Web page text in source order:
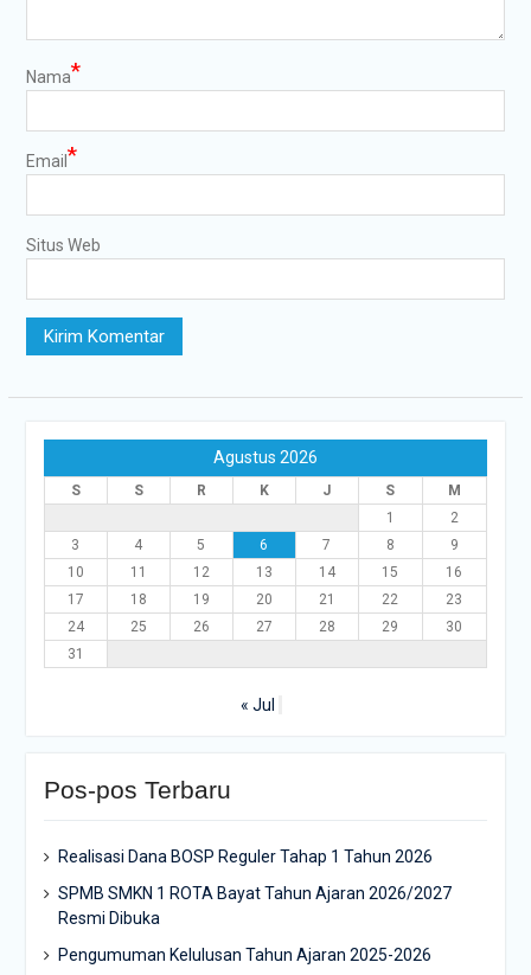
Nama*
Email *
Situs Web
Agustus 2026
S S R K J S
M
1
2
3
4 5 6 7 8
9
10
11 12 13 14 15
16
17
18 19 20 21 22
23
24
25 26 27 28 29
30
31
« Jul
Pos-pos Terbaru
Realisasi Dana BOSP Reguler Tahap 1 Tahun 2026
SPMB SMKN 1 ROTA Bayat Tahun Ajaran 2026/2027
Resmi Dibuka
Pengumuman Kelulusan Tahun Ajaran 2025-2026